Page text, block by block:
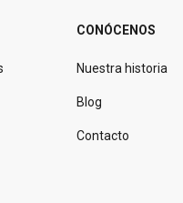
CONÓCENOS
Nuestra historia
Blog
Contacto